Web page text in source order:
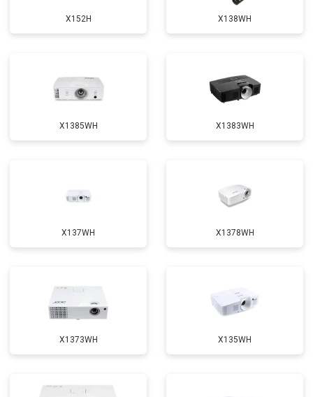
X152H X138WH
X1385WH X1383WH
X137WH X1378WH
X1373WH X135WH